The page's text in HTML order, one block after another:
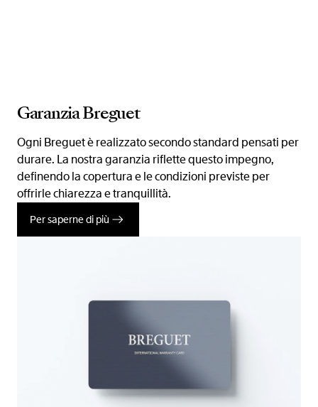
Garanzia Breguet
Ogni Breguet è realizzato secondo standard pensati per
durare. La nostra garanzia riflette questo impegno,
definendo la copertura e le condizioni previste per
offrirle chiarezza e tranquillità.
Per saperne di più